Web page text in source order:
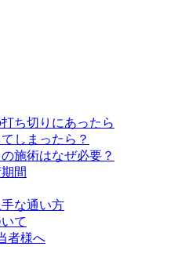
ち切りにあったら
しまったら？
施術はなぜ必要？
間
な通い方
て
者様へ